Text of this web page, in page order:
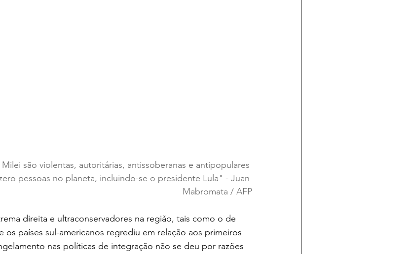
são violentas, autoritárias, antissoberanas e antipopulares
pessoas no planeta, incluindo-se o presidente Lula" - Juan
Mabromata / AFP
direita e ultraconservadores na região, tais como o de
os países sul-americanos regrediu em relação aos primeiros
nas políticas de integração não se deu por razões